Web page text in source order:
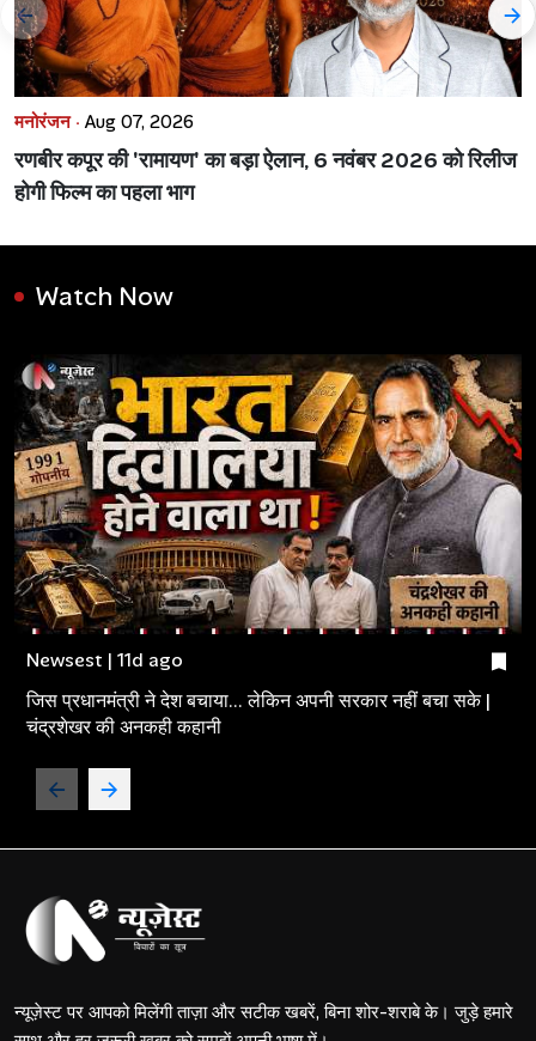
मनोरंजन · Aug 07, 2026
रणबीर कपूर की 'रामायण' का बड़ा ऐलान, 6 नवंबर 2026 को रिलीज
होगी फिल्म का पहला भाग
Watch Now
Newsest | 11d ago
जिस प्रधानमंत्री ने देश बचाया... लेकिन अपनी सरकार नहीं बचा सके |
चंद्रशेखर की अनकही कहानी
न्यूज़ेस्ट पर आपको मिलेंगी ताज़ा और सटीक खबरें, बिना शोर-शराबे के। जुड़े हमारे